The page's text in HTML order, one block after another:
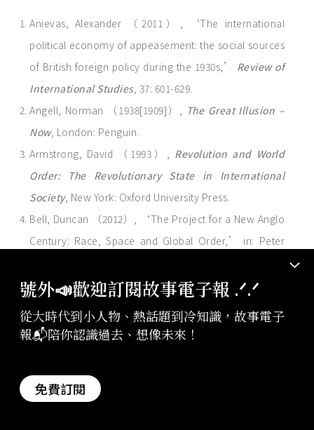
Anievas, Alexander （2011）, ‘The international
political economy of appeasement: the social sources
of British foreign policy during the 1930s,’ Review of
International Studies, 37: 601-629.
Angell, Norman （1938[1909]）, The Great Illusion –
Now, London: Penguin.
Armstrong, David （1993）, Revolution and World
Order: The Revolutionary State in International
Society, New York: Oxford University Press.
Bell, Duncan （2012）, ‘The Project for a New Anglo
Century: Race, Space and Global Order,’ in: Peter
Discontents, London: Routledge.
War in Europe, 3rded., Harlow: Pearson.
International Politics,’
Studies, 30（1）: 49-69.
號外📣歡迎訂閱故事電子報 .ᐟ‪‪.ᐟ
從大時代到小人物、熱話題到冷知識，故事電子
報📬陪你認識過去、想像未來！
免費訂閱